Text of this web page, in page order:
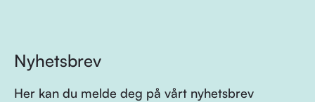
Nyhetsbrev
Her kan du melde deg på vårt nyhetsbrev